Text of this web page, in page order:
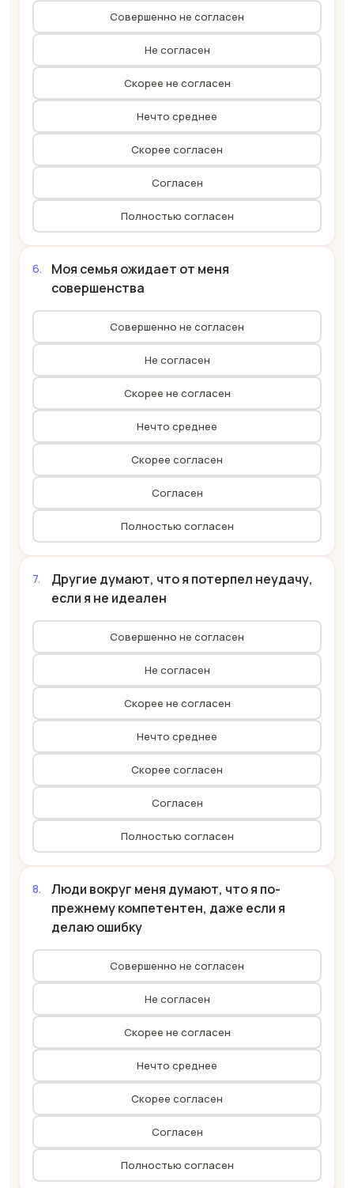
Совершенно не согласен
Не согласен
Скорее не согласен
Нечто среднее
Скорее согласен
Согласен
Полностью согласен
Моя семья ожидает от меня
совершенства
Совершенно не согласен
Не согласен
Скорее не согласен
Нечто среднее
Скорее согласен
Согласен
Полностью согласен
Другие думают, что я потерпел неудачу,
если я не идеален
Совершенно не согласен
Не согласен
Скорее не согласен
Нечто среднее
Скорее согласен
Согласен
Полностью согласен
Люди вокруг меня думают, что я по-
прежнему компетентен, даже если я
делаю ошибку
Совершенно не согласен
Не согласен
Скорее не согласен
Нечто среднее
Скорее согласен
Согласен
Полностью согласен